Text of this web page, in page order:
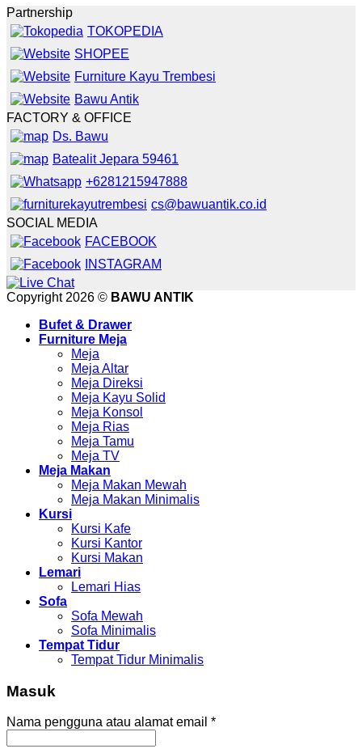
Partnership
TOKOPEDIA
SHOPEE
Furniture Kayu Trembesi
Bawu Antik
FACTORY & OFFICE
Ds. Bawu
Batealit Jepara 59461
+6281215947888
cs@bawuantik.co.id
SOCIAL MEDIA
FACEBOOK
INSTAGRAM
Copyright 2026 © BAWU ANTIK
Bufet & Drawer
Furniture Meja
Meja
Meja Altar
Meja Direksi
Meja Kayu Solid
Meja Konsol
Meja Rias
Meja Tamu
Meja TV
Meja Makan
Meja Makan Mewah
Meja Makan Minimalis
Kursi
Kursi Kafe
Kursi Kantor
Kursi Makan
Lemari
Lemari Hias
Sofa
Sofa Mewah
Sofa Minimalis
Tempat Tidur
Tempat Tidur Minimalis
Masuk
Nama pengguna atau alamat email *